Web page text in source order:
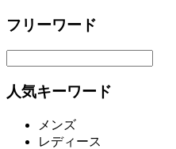
フリーワード
人気キーワード
メンズ
レディース